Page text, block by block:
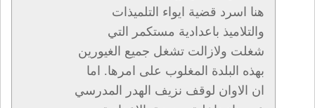
هنا اسرد قضية ايواء التلميذات
والتلاميذ باعدادية مستكمر التي
شغلت ولازالت تشغل جميع الغيورين
بهذه البلدة المغلوب على امرها. اما
ان الاوان لوقف نزيف الهدر المدرسي